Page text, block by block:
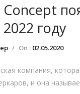
году
/ On : 02.05.2020
компания,
и она